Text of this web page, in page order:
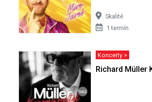
Skalité
1 termín
Koncerty >
Richard Müller